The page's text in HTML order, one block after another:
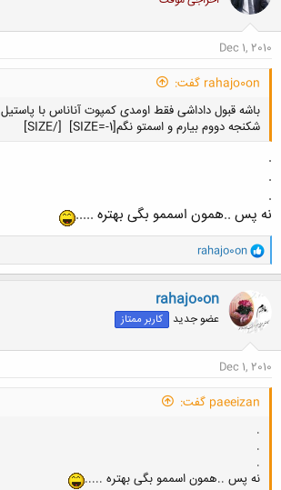
Dec 1, 2010
rahajo0on گفت:
باشه قبول داداشی فقط اومدی کمپوت آناناس با پاستیل
شکنجه دووم بیارم و اسمتو نگم[SIZE=-1]
[/SIZE]
کلیک کنید تا باز شود...
.
.
.
نه پس ..همون اسممو بگی بهتره .....
و
ا
ک
ن
ش
ه
ا
rahajo0on
rahajo0on
عضو جدید کاربر ممتاز
Dec 1, 2010
paeeizan گفت:
.
.
.
نه پس ..همون اسممو بگی بهتره .....